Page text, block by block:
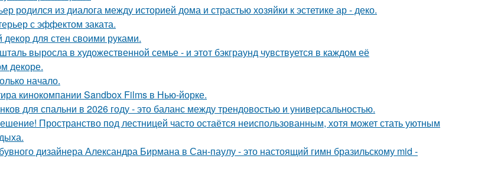
родился из диалога между историей дома и страстью хозяйки к эстетике ар - деко.
с эффектом заката.
для стен своими руками.
выросла в художественной семье - и этот бэкграунд чувствуется в каждом её
декоре.
начало.
кинокомпании Sandbox Films в Нью-йорке.
для спальни в 2026 году - это баланс между трендовостью и универсальностью.
Пространство под лестницей часто остаётся неиспользованным, хотя может стать уютным
дизайнера Александра Бирмана в Сан-паулу - это настоящий гимн бразильскому mid -